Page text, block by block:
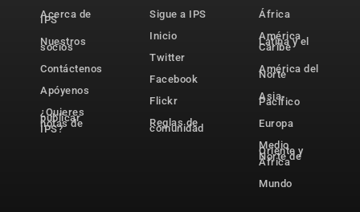
Acerca de
IPS
Nuestros
socios
Contáctenos
Apóyenos
¿Quieres
publicar
notas de
IPS?
Sigue a IPS
Inicio
Twitter
Facebook
Flickr
Reglas de
comunidad
África
América
Latina y el
Caribe
América del
Norte
Asia-
Pacífico
Europa
Medio
Oriente y
Norte de
África
Mundo